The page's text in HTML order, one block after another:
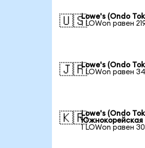
🇺🇸Lowe's (Ondo
1 LOWon равен
🇯🇵Lowe's (Ondo
1 LOWon равен
🇰🇷Lowe's (Ondo
Южнокорейская
1 LOWon равен